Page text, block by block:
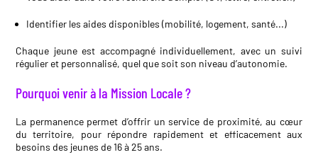
Identifier les aides disponibles (mobilité, logement, santé...)
Chaque jeune est accompagné individuellement, avec un suivi
régulier et personnalisé, quel que soit son niveau d’autonomie.
Pourquoi venir à la Mission Locale ?
La permanence permet d’offrir un service de proximité, au cœur
du territoire, pour répondre rapidement et efficacement aux
besoins des jeunes de 16 à 25 ans.